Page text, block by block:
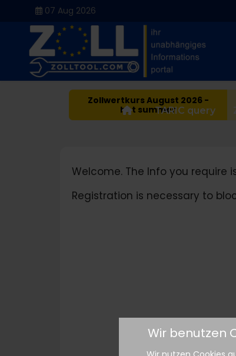
07 Aug 2026
HomeTARIC query
Zollwertkurs August 2026 -
hot summer
Welcome. The Info you require
Registration is necessary to
Wir benutzen